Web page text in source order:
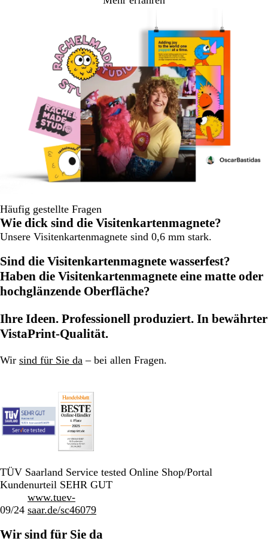
Häufig gestellte Fragen
Wie dick sind die Visitenkartenmagnete?
Unsere Visitenkartenmagnete sind 0,6 mm stark.
Sind die Visitenkartenmagnete wasserfest?
Haben die Visitenkartenmagnete eine matte oder
hochglänzende Oberfläche?
Ihre Ideen. Professionell produziert. In bewährter
VistaPrint-Qualität.
Wir sind für Sie da – bei allen Fragen.
TÜV Saarland Service tested Online Shop/Portal
Kundenurteil SEHR GUT
09/24
www.tuev-
saar.de/sc46079
Wir sind für Sie da